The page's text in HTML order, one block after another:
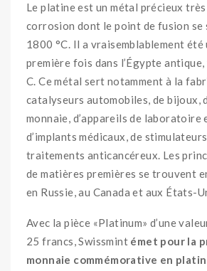
Le platine est un métal précieux
corrosion dont le point de fusion se
1800 °C. Il a vraisemblablement
première fois dans l’Égypte antique,
C. Ce métal sert notamment à la
catalyseurs automobiles, de bijoux,
monnaie, d’appareils de laboratoire
d’implants médicaux, de
traitements anticancéreux. Les
de matières premières se trouvent
en Russie, au Canada et aux États-
Avec la pièce «Platinum» d’une
25 francs, Swissmint émet pour la
monnaie commémorative en